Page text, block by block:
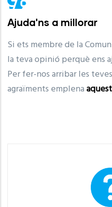
Ajuda'ns a millorar
Si ets membre de la
la teva opinió perquè ens
Per fer-nos arribar les
agraïments emplena